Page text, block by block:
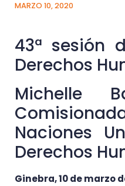
MARZO 10, 2020
43ª sesión
Derechos
Michelle
Naciones
Derechos
Ginebra, 10 de marzo